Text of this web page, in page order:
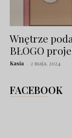
Wnętrze
BŁOGO
Kasia - 2 maja, 2024
FACEBOOK